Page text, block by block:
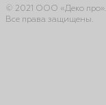
© 2021 ООО «Деко про».
Все права защищены.